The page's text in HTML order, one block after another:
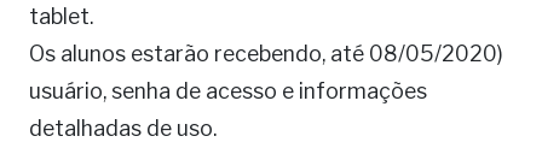
tablet.
Os alunos estarão recebendo, até 08/05/2020)
usuário, senha de acesso e informações
detalhadas de uso.